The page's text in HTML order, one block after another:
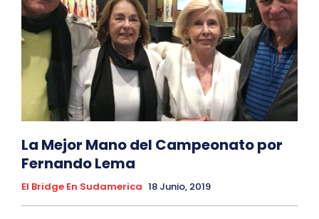
La Mejor Mano del Campeonato por
Fernando Lema
El Bridge En Sudamerica 18 Junio, 2019